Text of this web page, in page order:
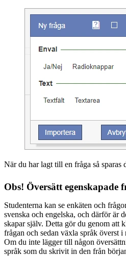
När du har lagt till en fråga så sparas
Obs! Översätt egenskapade
Studenterna kan se enkäten och
svenska och engelska, och därför är
skapar själv. Detta gör du genom att
frågan och sedan växla språk överst i
Om du inte lägger till någon
språk som du skrivit in den från